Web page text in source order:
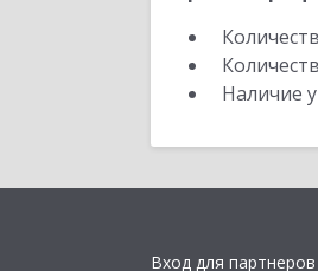
Наличие
Вход для